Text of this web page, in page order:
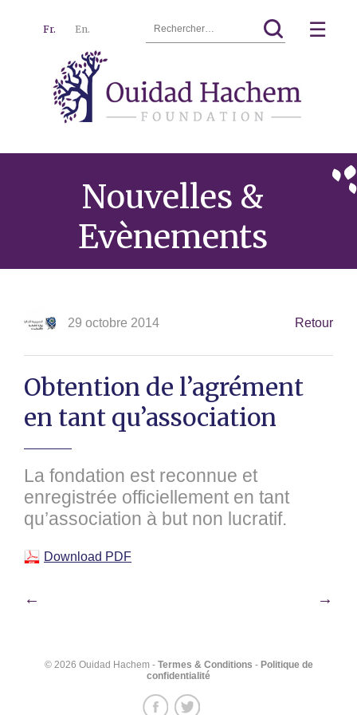
Hachem
Fr. En. ☰
Nouvelles &
Evènements
29 octobre 2014 Retour
Obtention de l’agrément
en tant qu’association
La fondation est reconnue et
enregistrée officiellement en tant
qu’association à but non lucratif.
Download PDF
Navigation
l’article
← →
© 2026 Ouidad Hachem - Termes & Conditions - Politique de
confidentialité